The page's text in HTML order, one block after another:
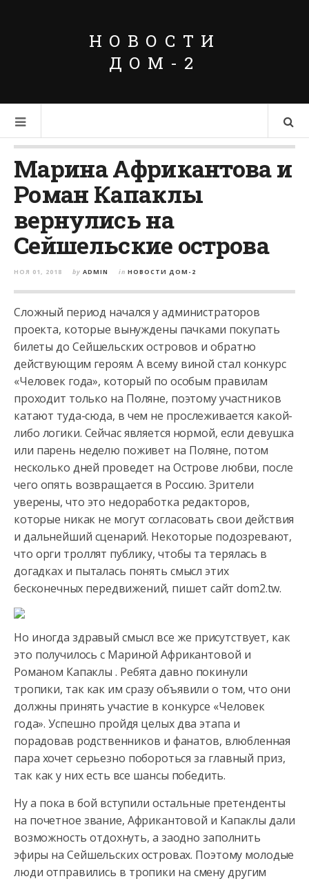
НОВОСТИ
ДОМ-2
Марина Африкантова и
Роман Капаклы
вернулись на
Сейшельские острова
НОЯ 01, 2018 by ADMIN in НОВОСТИ ДОМ-2
Сложный период начался у администраторов
проекта, которые вынуждены пачками покупать
билеты до Сейшельских островов и обратно
действующим героям. А всему виной стал конкурс
«Человек года», который по особым правилам
проходит только на Поляне, поэтому участников
катают туда-сюда, в чем не прослеживается какой-
либо логики. Сейчас является нормой, если девушка
или парень неделю поживет на Поляне, потом
несколько дней проведет на Острове любви, после
чего опять возвращается в Россию. Зрители
уверены, что это недоработка редакторов,
которые никак не могут согласовать свои действия
и дальнейший сценарий. Некоторые подозревают,
что орги троллят публику, чтобы та терялась в
догадках и пыталась понять смысл этих
бесконечных передвижений, пишет сайт dom2.tw.
Но иногда здравый смысл все же присутствует, как
это получилось с Мариной Африкантовой и
Романом Капаклы . Ребята давно покинули
тропики, так как им сразу объявили о том, что они
должны принять участие в конкурсе «Человек
года». Успешно пройдя целых два этапа и
порадовав родственников и фанатов, влюбленная
пара хочет серьезно побороться за главный приз,
так как у них есть все шансы победить.
Ну а пока в бой вступили остальные претенденты
на почетное звание, Африкантовой и Капаклы дали
возможность отдохнуть, а заодно заполнить
эфиры на Сейшельских островах. Поэтому молодые
люди отправились в тропики на смену другим